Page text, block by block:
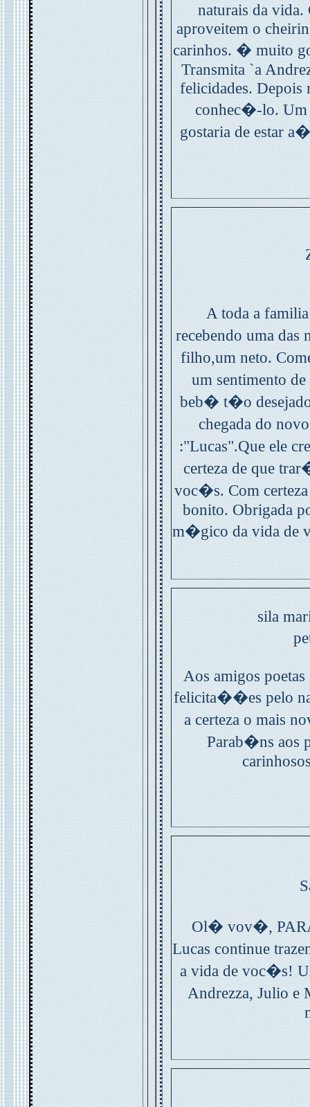
naturais da vida.
aproveitem o
carinhos. � muito
Transmita `a
felicidades. Depois
conhec�-lo. Um
gostaria de estar
A toda a
recebendo uma
filho,um neto.
um sentimento
beb� t�o
chegada do
:"Lucas".Que ele
certeza de que
voc�s. Com
bonito. Obrigada
m�gico da vida de
sila
Aos amigos
felicita��es pelo
a certeza o mais
Parab�ns aos
Ol� vov�,
Lucas continue
a vida de voc�s!
Andrezza, Julio e